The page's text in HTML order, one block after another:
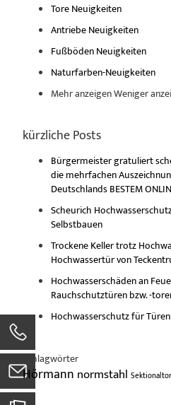
Tore Neuigkeiten
Antriebe Neuigkeiten
Fußböden Neuigkeiten
Naturfarben-Neuigkeiten
Mehr anzeigenWeniger
kürzliche Posts
Bürgermeister gratuliert
die mehrfachen
Deutschlands BESTEM
Scheurich
Selbstbauen
Trockene Keller trotz
Hochwassertür von
Hochwasserschäden an
Rauchschutztüren bzw. -
Hochwasserschutz für
Schlagwörter
Hörmann normstahl